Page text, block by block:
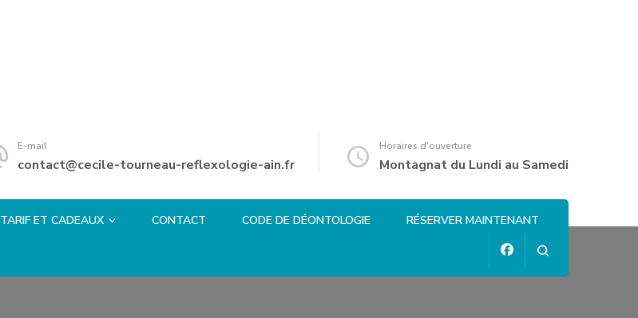
E-mail
contact@cecile-tourneau-reflexologie-ain.fr
Horaires d'ouverture
Montagnat du Lundi au Samedi
TARIF ET CADEAUX CONTACT CODE DE DÉONTOLOGIE RÉSERVER MAINTENANT